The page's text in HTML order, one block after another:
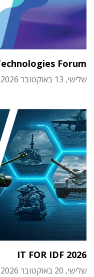
Forum
שלישי, 13 באוקטובר 2026
IT FOR IDF 2026
שלישי, 20 באוקטובר 2026